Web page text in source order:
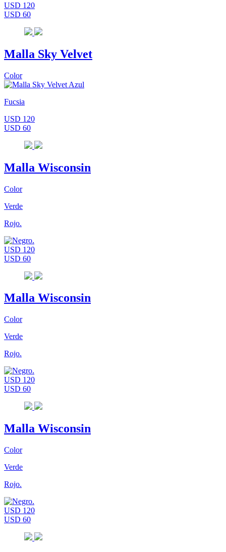
USD 120
USD 60
Malla Sky Velvet
Color
Fucsia
USD 120
USD 60
Malla Wisconsin
Color
Verde
Rojo.
USD 120
USD 60
Malla Wisconsin
Color
Verde
Rojo.
USD 120
USD 60
Malla Wisconsin
Color
Verde
Rojo.
USD 120
USD 60